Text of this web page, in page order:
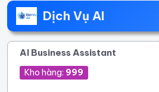
Dịch Vụ AI
AI Business Assistant
Kho hàng: 999